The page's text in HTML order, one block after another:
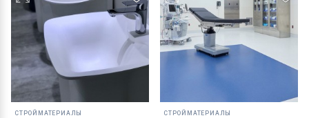
СТРОЙМАТЕРИАЛЫ СТРОЙМАТЕРИАЛЫ